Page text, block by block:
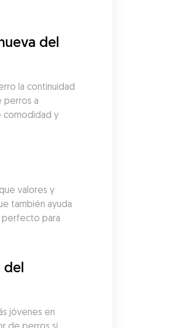
del
la continuidad
perros a
comodidad y
valores y
también ayuda
perfecto para
del
jóvenes en
de perros si